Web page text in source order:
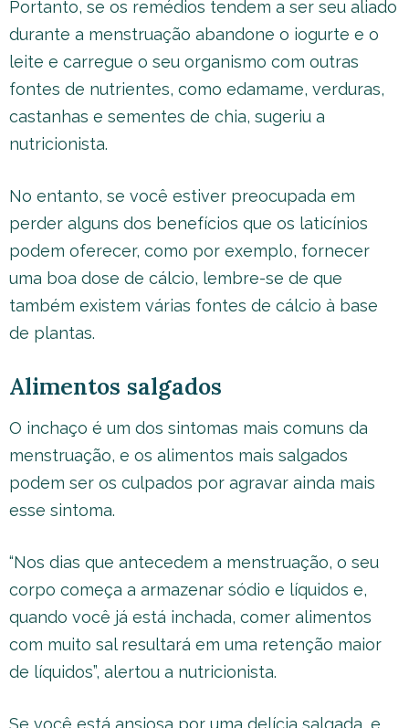
Portanto, se os remédios tendem a ser seu aliado
durante a menstruação abandone o iogurte e o
leite e carregue o seu organismo com outras
fontes de nutrientes, como edamame, verduras,
castanhas e sementes de chia, sugeriu a
nutricionista.
No entanto, se você estiver preocupada em
perder alguns dos benefícios que os laticínios
podem oferecer, como por exemplo, fornecer
uma boa dose de cálcio, lembre-se de que
também existem várias fontes de cálcio à base
de plantas.
Alimentos salgados
O inchaço é um dos sintomas mais comuns da
menstruação, e os alimentos mais salgados
podem ser os culpados por agravar ainda mais
esse sintoma.
“Nos dias que antecedem a menstruação, o seu
corpo começa a armazenar sódio e líquidos e,
quando você já está inchada, comer alimentos
com muito sal resultará em uma retenção maior
de líquidos”, alertou a nutricionista.
Se você está ansiosa por uma delícia salgada, e